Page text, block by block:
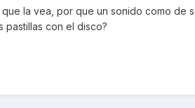
la vea, por que un sonido como de
con el disco?